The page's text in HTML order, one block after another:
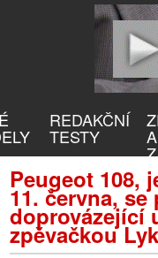
REDAKČNÍ
TESTY A
Peugeot 108,
11. června,
doprovázející
zpěvačkou